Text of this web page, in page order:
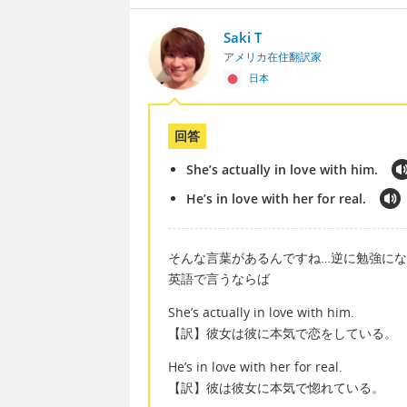
Saki T
アメリカ在住翻訳家
日本
回答
She’s actually in love with him.
He’s in love with her for real.
そんな言葉があるんですね…逆に勉強にな
英語で言うならば
She’s actually in love with him.
【訳】彼女は彼に本気で恋をしている。
He’s in love with her for real.
【訳】彼は彼女に本気で惚れている。